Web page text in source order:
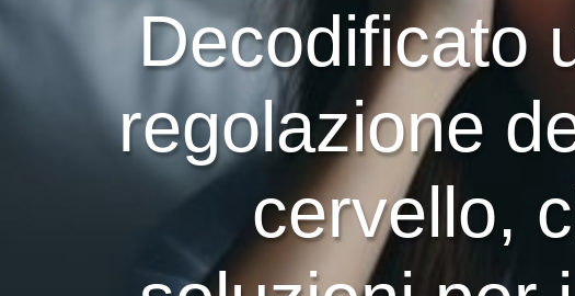
Decodificato
regolazione
cervello,